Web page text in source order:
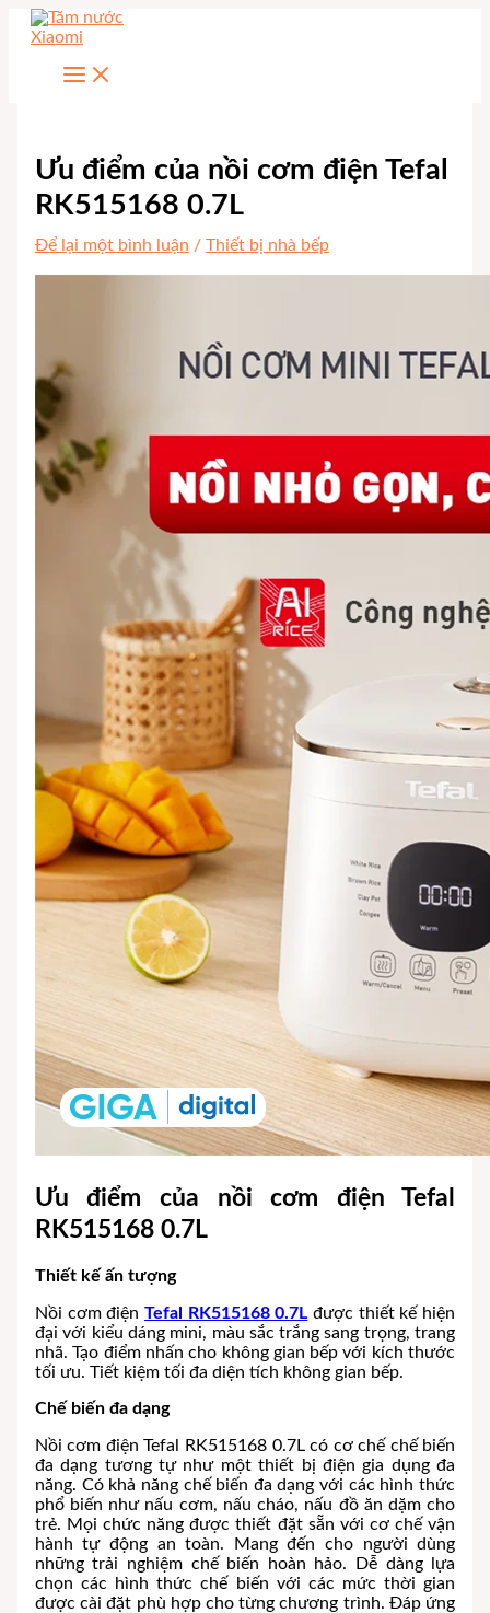
Nhảy
nội
Ưu điểm của nồi cơm điện Tefal
RK515168 0.7L
Để lại một bình luận / Thiết bị nhà bếp
Ưu điểm của nồi cơm điện Tefal
RK515168 0.7L
Thiết kế ấn tượng
Nồi cơm điện Tefal RK515168 0.7L được thiết kế hiện
đại với kiểu dáng mini, màu sắc trắng sang trọng, trang
nhã. Tạo điểm nhấn cho không gian bếp với kích thước
tối ưu. Tiết kiệm tối đa diện tích không gian bếp.
Chế biến đa dạng
Nồi cơm điện Tefal RK515168 0.7L có cơ chế chế biến
đa dạng tương tự như một thiết bị điện gia dụng đa
năng. Có khả năng chế biến đa dạng với các hình thức
phổ biến như nấu cơm, nấu cháo, nấu đồ ăn dặm cho
trẻ. Mọi chức năng được thiết đặt sẵn với cơ chế vận
hành tự động an toàn. Mang đến cho người dùng
những trải nghiệm chế biến hoàn hảo. Dễ dàng lựa
chọn các hình thức chế biến với các mức thời gian
được cài đặt phù hợp cho từng chương trình. Đáp ứng